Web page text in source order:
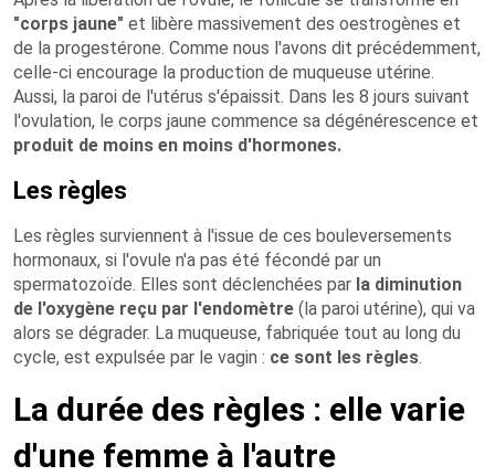
"corps jaune" et libère massivement des oestrogènes et
de la progestérone. Comme nous l'avons dit précédemment,
celle-ci encourage la production de muqueuse utérine.
Aussi, la paroi de l'utérus s'épaissit. Dans les 8 jours suivant
l'ovulation, le corps jaune commence sa dégénérescence et
produit de moins en moins d'hormones.
Les règles
Les règles surviennent à l'issue de ces bouleversements
hormonaux, si l'ovule n'a pas été fécondé par un
spermatozoïde. Elles sont déclenchées par la diminution
de l'oxygène reçu par l'endomètre (la paroi utérine), qui va
alors se dégrader. La muqueuse, fabriquée tout au long du
cycle, est expulsée par le vagin : ce sont les règles.
La durée des règles : elle varie
d'une femme à l'autre